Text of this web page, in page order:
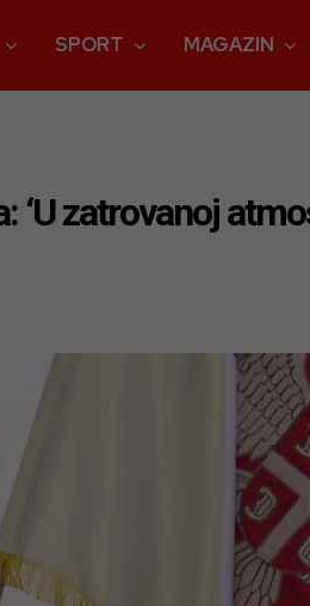
SPORT MAGAZIN
‘U zatrovanoj